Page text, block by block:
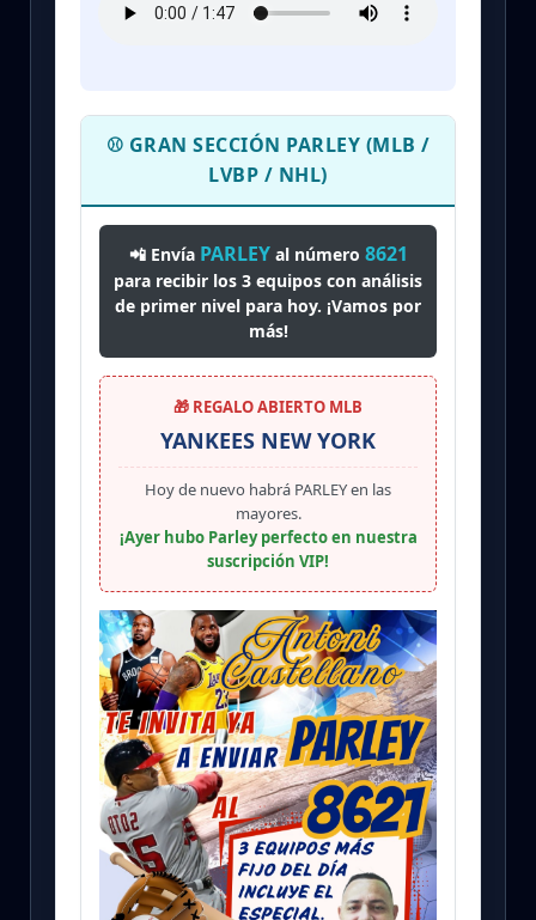
⚾ GRAN SECCIÓN PARLEY (MLB /
LVBP / NHL)
📲 Envía PARLEYal número 8621
para recibir los 3 equipos con análisis
de primer nivel para hoy. ¡Vamos por
más!
🎁 REGALO ABIERTO MLB
YANKEES NEW YORK
Hoy de nuevo habrá PARLEY en las
mayores.
¡Ayer hubo Parley perfecto en nuestra
suscripción VIP!